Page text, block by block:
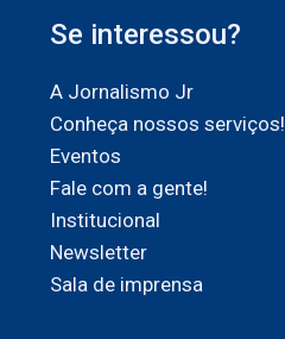
Se interessou?
A Jornalismo Jr
Conheça nossos serviços!
Eventos
Fale com a gente!
Institucional
Newsletter
Sala de imprensa